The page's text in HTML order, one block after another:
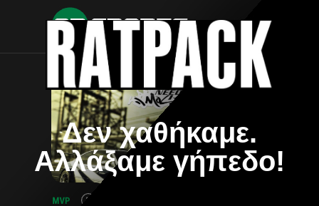
Δεν χαθήκαμε.
Αλλάξαμε γήπεδο!